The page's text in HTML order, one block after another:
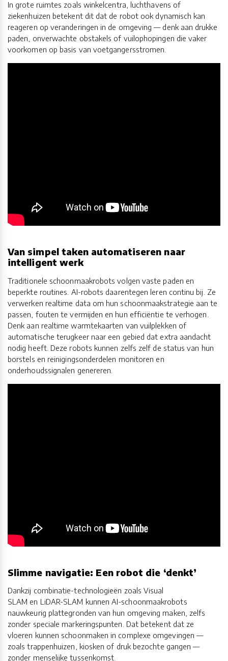
In grote ruimtes zoals winkelcentra, luchthavens of
ziekenhuizen betekent dit dat de robot ook dynamisch kan
reageren op veranderingen in de omgeving — denk aan drukke
paden, onverwachte obstakels of vuilophopingen die vaker
voorkomen op basis van voetgangersstromen.
Van simpel taken automatiseren naar
intelligent werk
Traditionele schoonmaakrobots volgen vaste paden en
beperkte routines. AI-robots daarentegen leren continu bij. Ze
verwerken realtime data om hun schoonmaakstrategie aan te
passen, fouten te vermijden en hun efficiëntie te verhogen.
Denk aan realtime warmtekaarten van vuilplekken of
automatische terugkeer naar een gebied dat extra aandacht
nodig heeft. Deze robots kunnen zelfs zelf de status van hun
borstels en reinigingsonderdelen monitoren en
onderhoudssignalen genereren.
Slimme navigatie: Een robot die ‘denkt’
Dankzij combinatie-technologieën zoals Visual
SLAM en LiDAR-SLAM kunnen AI-schoonmaakrobots
nauwkeurig plattegronden van hun omgeving maken, zelfs
zonder speciale markeringspunten. Dat betekent dat ze
vloeren kunnen schoonmaken in complexe omgevingen —
zoals trappenhuizen, kiosken of druk bezochte gangen —
zonder menselijke tussenkomst.